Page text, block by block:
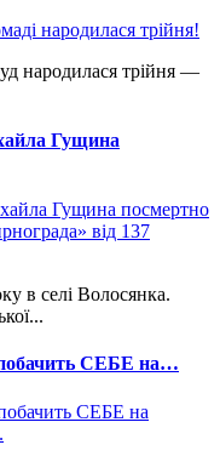
народилася трійня —
Гущина
в селі Волосянка.
побачить СЕБЕ на…